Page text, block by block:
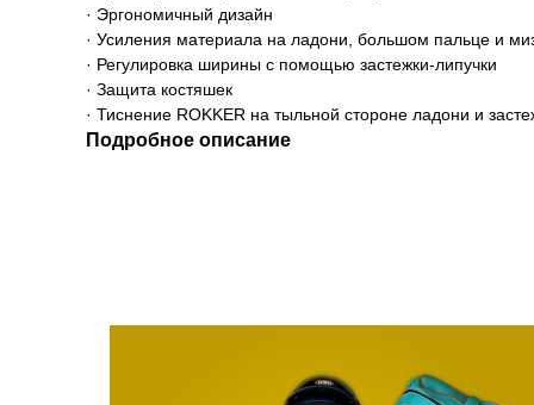
· Эргономичный дизайн
· Усиления материала на ладони, большом пальце и
· Регулировка ширины с помощью застежки-липучки
· Защита костяшек
· Тиснение ROKKER на тыльной стороне ладони и
Подробное описание